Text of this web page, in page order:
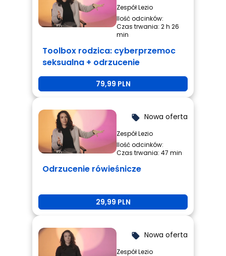
Zespół Lezio
Ilość odcinków:
Czas trwania: 2 h 26
min
Toolbox rodzica: cyberprzemoc
seksualna + odrzucenie
rówieśnicze + przemoc
79,99 PLN
local_offer Nowa oferta
Zespół Lezio
Ilość odcinków:
Czas trwania: 47 min
Odrzucenie rówieśnicze
29,99 PLN
local_offer Nowa oferta
Zespół Lezio